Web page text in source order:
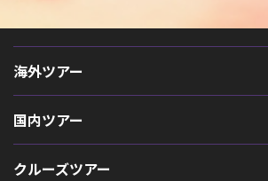
海外ツアー
国内ツアー
クルーズツアー